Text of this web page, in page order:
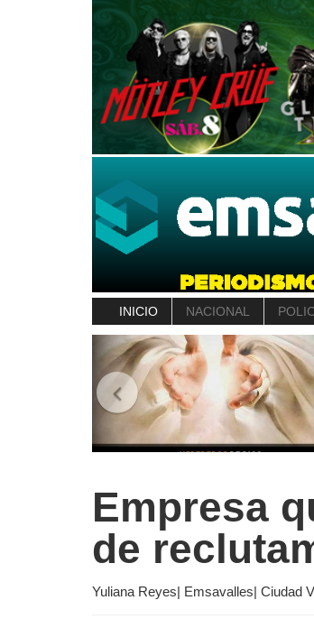
INICIO NACIONAL
Empresa
de
Yuliana Reyes| Emsavalles| Ciudad